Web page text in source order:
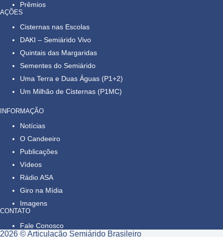
Prêmios
AÇÕES
Cisternas nas Escolas
DAKI – Semiárido Vivo
Quintais das Margaridas
Sementes do Semiárido
Uma Terra e Duas Águas (P1+2)
Um Milhão de Cisternas (P1MC)
INFORMAÇÃO
Notícias
O Candeeiro
Publicações
Vídeos
Rádio ASA
Giro na Mídia
Imagens
CONTATO
Fale Conosco
2026 © Articulação Semiárido Brasileiro